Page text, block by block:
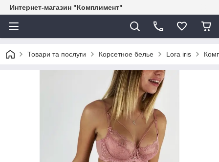
Интернет-магазин "Комплимент"
Товари та послуги Корсетное белье Lora iris